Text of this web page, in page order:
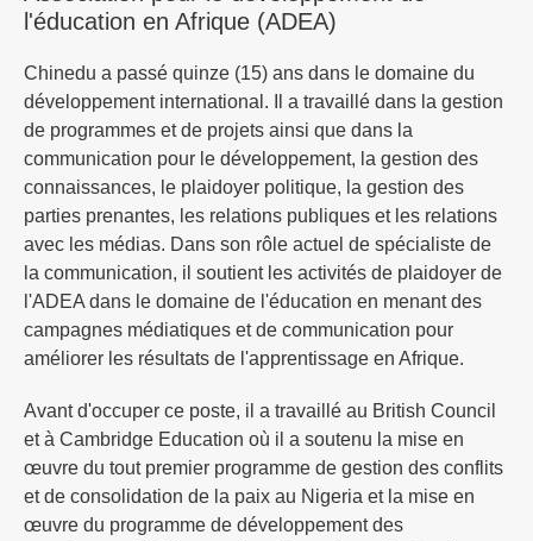
l'éducation en Afrique (ADEA)
Chinedu a passé quinze (15) ans dans le domaine du
développement international. Il a travaillé dans la gestion
de programmes et de projets ainsi que dans la
communication pour le développement, la gestion des
connaissances, le plaidoyer politique, la gestion des
parties prenantes, les relations publiques et les relations
avec les médias. Dans son rôle actuel de spécialiste de
la communication, il soutient les activités de plaidoyer de
l'ADEA dans le domaine de l'éducation en menant des
campagnes médiatiques et de communication pour
améliorer les résultats de l'apprentissage en Afrique.
Avant d'occuper ce poste, il a travaillé au British Council
et à Cambridge Education où il a soutenu la mise en
œuvre du tout premier programme de gestion des conflits
et de consolidation de la paix au Nigeria et la mise en
œuvre du programme de développement des